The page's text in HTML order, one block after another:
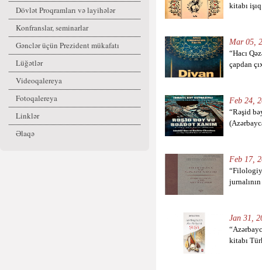
Dövlət Proqramları və layihələr
Konfranslar, seminarlar
Gənclər üçün Prezident mükafatı
Lüğətlər
Videoqalereya
Fotoqalereya
Linklər
Əlaqə
kitabı
Mar 05,
“Hacı
çapdan
Feb 24,
“Rəşid
Feb 17,
Jan 31,
kitabı